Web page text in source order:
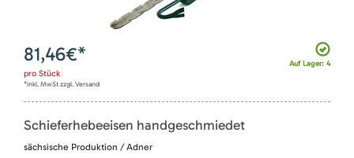
Auf Lager: 4
81,46€*
pro Stück
*inkl. MwSt zzgl. Versand
Schieferhebeeisen handgeschmiedet
sächsische Produktion / Adner